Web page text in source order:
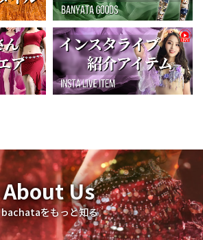
About Us
bachataをもっと知る